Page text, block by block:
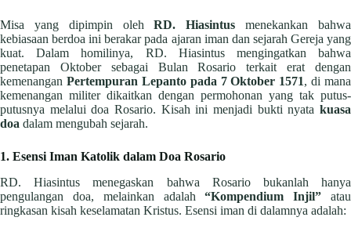
Misa yang dipimpin olehRD. Hiasintus menekankan bahwa
kebiasaan berdoa ini berakar pada ajaran iman dan sejarah Gereja yang
kuat. Dalam homilinya, RD. Hiasintus mengingatkan bahwa
penetapan Oktober sebagai Bulan Rosario terkait erat dengan
kemenangan Pertempuran Lepanto pada 7 Oktober 1571, di mana
kemenangan militer dikaitkan dengan permohonan yang tak putus-
putusnya melalui doa Rosario. Kisah ini menjadi bukti nyata kuasa
doa dalam mengubah sejarah.
1. Esensi Iman Katolik dalam Doa Rosario
RD. Hiasintus menegaskan bahwa Rosario bukanlah hanya
pengulangan doa, melainkan adalah“Kompendium Injil” atau
ringkasan kisah keselamatan Kristus. Esensi iman di dalamnya adalah: